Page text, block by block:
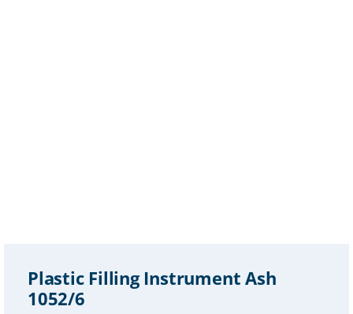
Plastic Filling Instrument Ash
1052/6